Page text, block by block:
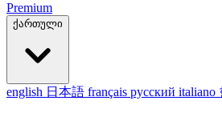
Premium
ქართული
english 日本語 français русский italiano